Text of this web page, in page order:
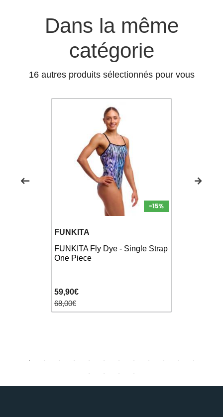
Dans la même
catégorie
16 autres produits sélectionnés pour vous
FUNKITA
FUNKITA Fly Dye - Single Strap
One Piece
59,90€
68,00€